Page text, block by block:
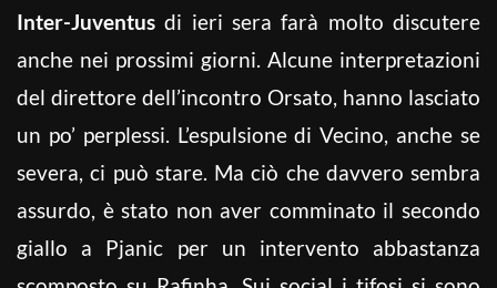
Inter-Juventus di ieri sera farà molto discutere
anche nei prossimi giorni. Alcune interpretazioni
del direttore dell’incontro Orsato, hanno lasciato
un po’ perplessi. L’espulsione di Vecino, anche se
severa, ci può stare. Ma ciò che davvero sembra
assurdo, è stato non aver comminato il secondo
giallo a Pjanic per un intervento abbastanza